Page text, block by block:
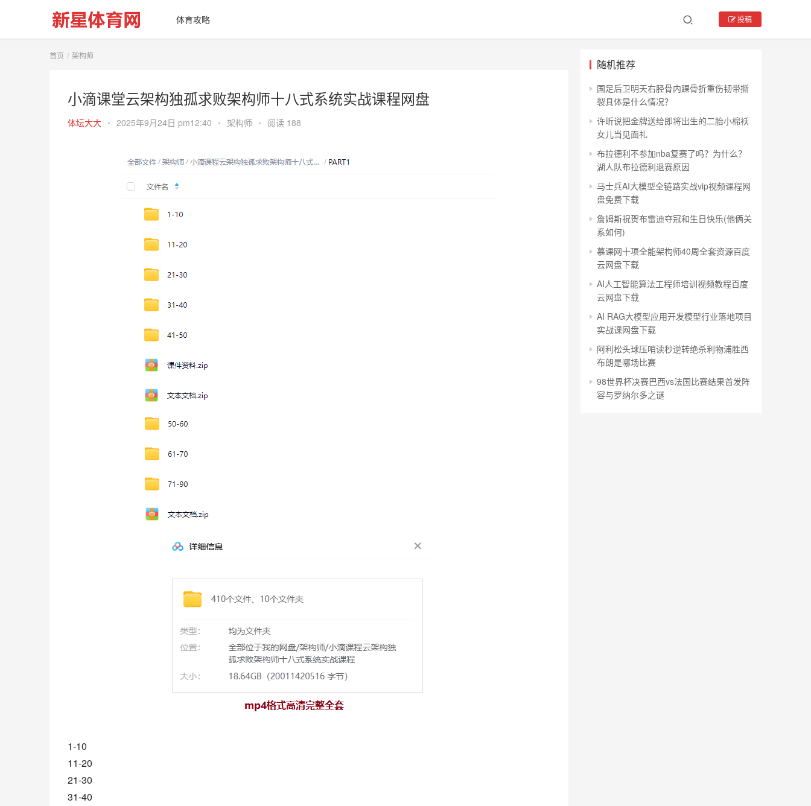
体育攻略 投稿
首页 架构师
小滴课堂云架构独孤求败架构师十八式系统实战课程网盘
体坛大大 • 2025年9月24日 pm12:40 • 架构师 • 阅读 188
1-10
11-20
21-30
31-40
随机推荐
国足后卫明天右胫骨内踝骨折重伤韧带撕
裂具体是什么情况？
许昕说把金牌送给即将出生的二胎小棉袄
女儿当见面礼
布拉德利不参加nba复赛了吗？为什么？
湖人队布拉德利退赛原因
马士兵AI大模型全链路实战vip视频课程网
盘免费下载
詹姆斯祝贺布雷迪夺冠和生日快乐(他俩关
系如何)
慕课网十项全能架构师40周全套资源百度
云网盘下载
AI人工智能算法工程师培训视频教程百度
云网盘下载
AI RAG大模型应用开发​模型行业落地项目
实战课网盘下载
阿利松头球压哨读秒逆转绝杀利物浦胜西
布朗是哪场比赛
98世界杯决赛巴西vs法国比赛结果首发阵
容与罗纳尔多之谜